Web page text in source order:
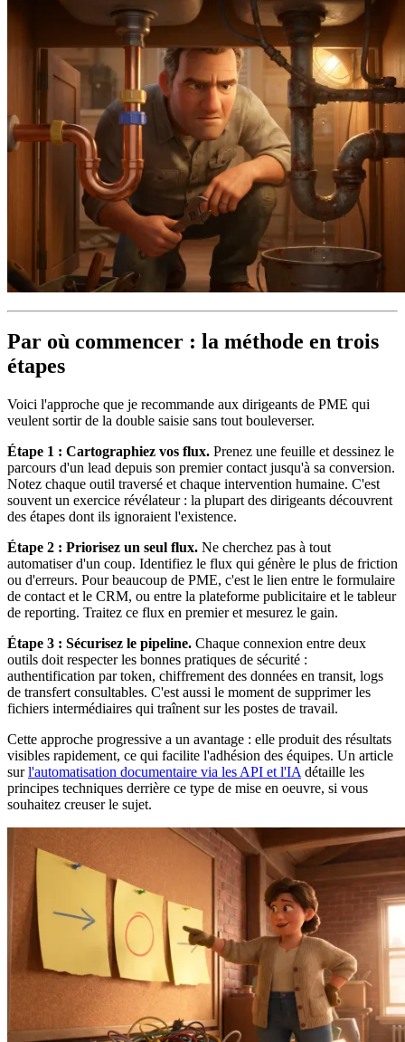
Par où commencer : la méthode en trois
étapes
Voici l'approche que je recommande aux dirigeants de PME qui
veulent sortir de la double saisie sans tout bouleverser.
Étape 1 : Cartographiez vos flux. Prenez une feuille et dessinez le
parcours d'un lead depuis son premier contact jusqu'à sa conversion.
Notez chaque outil traversé et chaque intervention humaine. C'est
souvent un exercice révélateur : la plupart des dirigeants découvrent
des étapes dont ils ignoraient l'existence.
Étape 2 : Priorisez un seul flux. Ne cherchez pas à tout
automatiser d'un coup. Identifiez le flux qui génère le plus de friction
ou d'erreurs. Pour beaucoup de PME, c'est le lien entre le formulaire
de contact et le CRM, ou entre la plateforme publicitaire et le tableur
de reporting. Traitez ce flux en premier et mesurez le gain.
Étape 3 : Sécurisez le pipeline. Chaque connexion entre deux
outils doit respecter les bonnes pratiques de sécurité :
authentification par token, chiffrement des données en transit, logs
de transfert consultables. C'est aussi le moment de supprimer les
fichiers intermédiaires qui traînent sur les postes de travail.
Cette approche progressive a un avantage : elle produit des résultats
visibles rapidement, ce qui facilite l'adhésion des équipes. Un article
surl'automatisation documentaire via les API et l'IA détaille les
principes techniques derrière ce type de mise en oeuvre, si vous
souhaitez creuser le sujet.